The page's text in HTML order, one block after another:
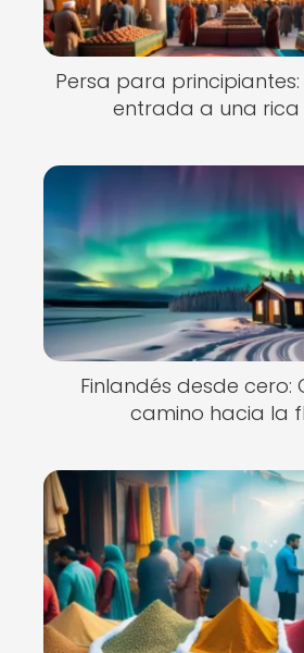
Persa para
entrada a una rica
Finlandés desde cero:
camino hacia la